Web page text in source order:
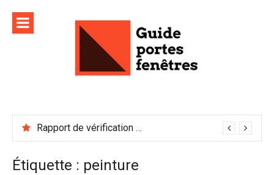
contenu
Rapport de vérification sécurité : à conserver précieusement
Étiquette : peinture